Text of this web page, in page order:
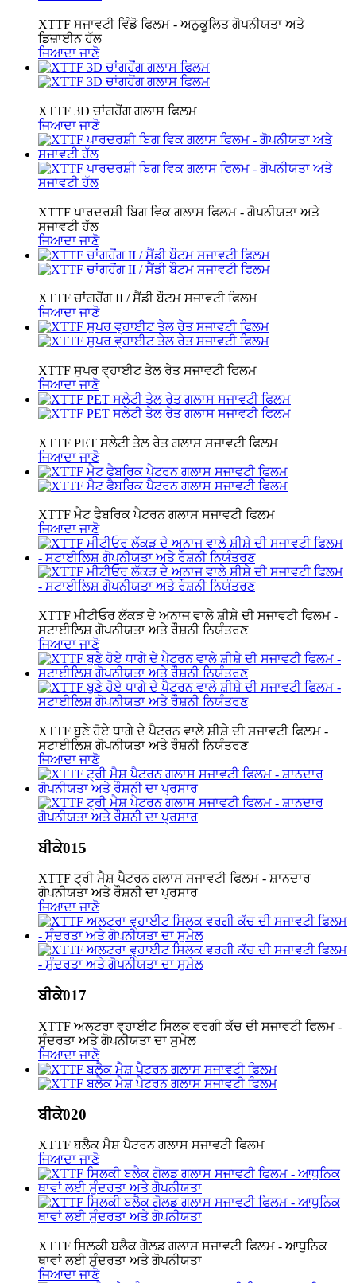
XTTF ਸਜਾਵਟੀ ਵਿੰਡੋ ਫਿਲਮ - ਅਨੁਕੂਲਿਤ ਗੋਪਨੀਯਤਾ ਅਤੇ
ਡਿਜ਼ਾਈਨ ਹੱਲ
ਜਿਆਦਾ ਜਾਣੋ
XTTF 3D ਚਾਂਗਹੋਂਗ ਗਲਾਸ ਫਿਲਮ
ਜਿਆਦਾ ਜਾਣੋ
XTTF ਪਾਰਦਰਸ਼ੀ ਬਿਗ ਵਿਕ ਗਲਾਸ ਫਿਲਮ - ਗੋਪਨੀਯਤਾ ਅਤੇ
ਸਜਾਵਟੀ ਹੱਲ
ਜਿਆਦਾ ਜਾਣੋ
XTTF ਚਾਂਗਹੋਂਗ II / ਸੈਂਡੀ ਬੌਟਮ ਸਜਾਵਟੀ ਫਿਲਮ
ਜਿਆਦਾ ਜਾਣੋ
XTTF ਸੁਪਰ ਵ੍ਹਾਈਟ ਤੇਲ ਰੇਤ ਸਜਾਵਟੀ ਫਿਲਮ
ਜਿਆਦਾ ਜਾਣੋ
XTTF PET ਸਲੇਟੀ ਤੇਲ ਰੇਤ ਗਲਾਸ ਸਜਾਵਟੀ ਫਿਲਮ
ਜਿਆਦਾ ਜਾਣੋ
XTTF ਮੈਟ ਫੈਬਰਿਕ ਪੈਟਰਨ ਗਲਾਸ ਸਜਾਵਟੀ ਫਿਲਮ
ਜਿਆਦਾ ਜਾਣੋ
XTTF ਮੀਟੀਓਰ ਲੱਕੜ ਦੇ ਅਨਾਜ ਵਾਲੇ ਸ਼ੀਸ਼ੇ ਦੀ ਸਜਾਵਟੀ ਫਿਲਮ -
ਸਟਾਈਲਿਸ਼ ਗੋਪਨੀਯਤਾ ਅਤੇ ਰੌਸ਼ਨੀ ਨਿਯੰਤਰਣ
ਜਿਆਦਾ ਜਾਣੋ
XTTF ਬੁਣੇ ਹੋਏ ਧਾਗੇ ਦੇ ਪੈਟਰਨ ਵਾਲੇ ਸ਼ੀਸ਼ੇ ਦੀ ਸਜਾਵਟੀ ਫਿਲਮ -
ਸਟਾਈਲਿਸ਼ ਗੋਪਨੀਯਤਾ ਅਤੇ ਰੌਸ਼ਨੀ ਨਿਯੰਤਰਣ
ਜਿਆਦਾ ਜਾਣੋ
ਬੀਕੇ015
XTTF ਟ੍ਰੀ ਮੈਸ਼ ਪੈਟਰਨ ਗਲਾਸ ਸਜਾਵਟੀ ਫਿਲਮ - ਸ਼ਾਨਦਾਰ
ਗੋਪਨੀਯਤਾ ਅਤੇ ਰੌਸ਼ਨੀ ਦਾ ਪ੍ਰਸਾਰ
ਜਿਆਦਾ ਜਾਣੋ
ਬੀਕੇ017
XTTF ਅਲਟਰਾ ਵ੍ਹਾਈਟ ਸਿਲਕ ਵਰਗੀ ਕੱਚ ਦੀ ਸਜਾਵਟੀ ਫਿਲਮ -
ਸੁੰਦਰਤਾ ਅਤੇ ਗੋਪਨੀਯਤਾ ਦਾ ਸੁਮੇਲ
ਜਿਆਦਾ ਜਾਣੋ
ਬੀਕੇ020
XTTF ਬਲੈਕ ਮੈਸ਼ ਪੈਟਰਨ ਗਲਾਸ ਸਜਾਵਟੀ ਫਿਲਮ
ਜਿਆਦਾ ਜਾਣੋ
XTTF ਸਿਲਕੀ ਬਲੈਕ ਗੋਲਡ ਗਲਾਸ ਸਜਾਵਟੀ ਫਿਲਮ - ਆਧੁਨਿਕ
ਥਾਵਾਂ ਲਈ ਸੁੰਦਰਤਾ ਅਤੇ ਗੋਪਨੀਯਤਾ
ਜਿਆਦਾ ਜਾਣੋ